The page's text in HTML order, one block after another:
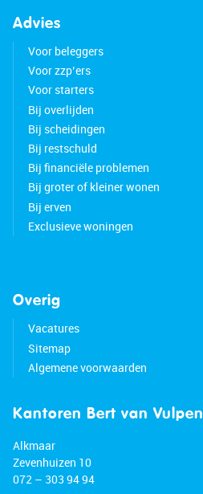
Advies
Voor beleggers
Voor zzp’ers
Voor starters
Bij overlijden
Bij scheidingen
Bij restschuld
Bij financiële problemen
Bij groter of kleiner wonen
Bij erven
Exclusieve woningen
Overig
Vacatures
Sitemap
Algemene voorwaarden
Kantoren Bert van Vulpen
Alkmaar
Zevenhuizen 10
072 – 303 94 94